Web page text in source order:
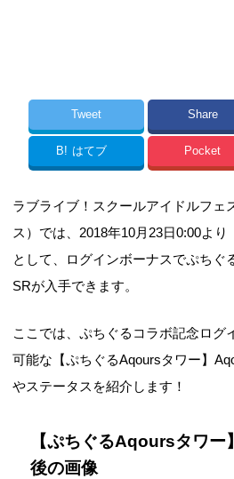
Tweet Share
B! はてブ Pocket
ラブライブ！スクールアイドルフェ
ス）では、2018年10月23日0:00より
として、ログインボーナスでぷちぐ
SRが入手できます。
ここでは、ぷちぐるコラボ記念ログ
可能な【ぷちぐるAqoursタワー】
やステータスを紹介します！
【ぷちぐるAqoursタワ
後の画像